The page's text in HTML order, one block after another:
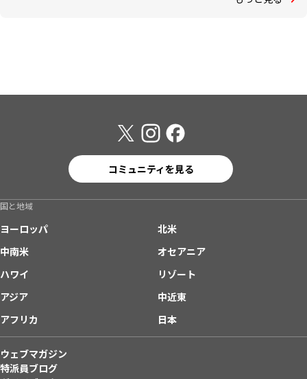
コミュニティを見る
国と地域
ヨーロッパ
北米
中南米
オセアニア
ハワイ
リゾート
アジア
中近東
アフリカ
日本
ウェブマガジン
特派員ブログ